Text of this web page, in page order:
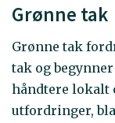
Grønne tak
Grønne tak
tak og
håndtere lokalt
utfordringer,